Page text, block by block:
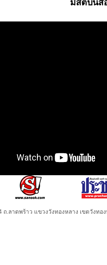
มีสติบนสื่
ถ.ลาดพร้าว แขวงวังทองหลาง เขตวังทอ